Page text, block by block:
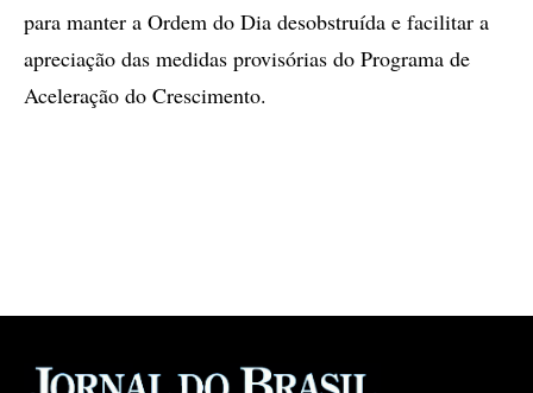
para manter a Ordem do Dia desobstruída e facilitar a
apreciação das medidas provisórias do Programa de
Aceleração do Crescimento.